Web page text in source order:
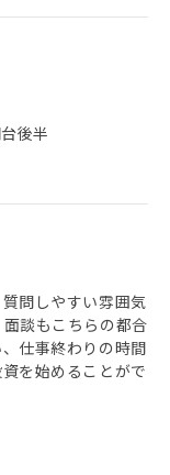
後半
問しやすい雰囲気
談もこちらの都合
仕事終わりの時間
を始めることがで